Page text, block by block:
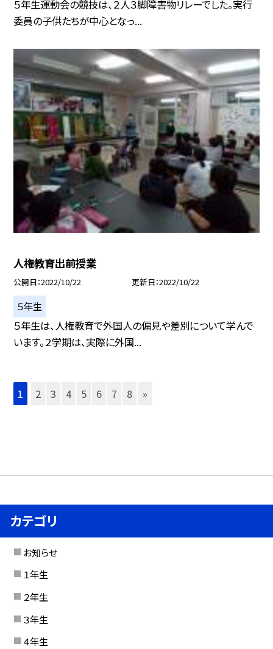
５年生運動会の競技は、２人３脚障害物リレーでした。実行
委員の子供たちが中心となっ...
人権教育出前授業
公開日 2022/10/22 更新日 2022/10/22
５年生
５年生は、人権教育で外国人の偏見や差別について学んで
います。２学期は、実際に外国...
1 2 3 4 5 6 7 8 »
カテゴリ
お知らせ
１年生
２年生
３年生
４年生